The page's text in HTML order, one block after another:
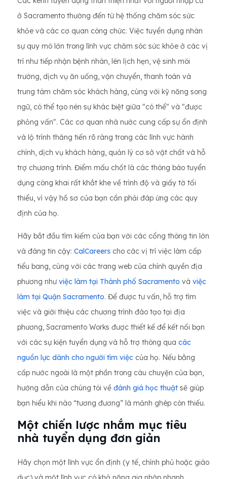
ở Sacramento thường đến từ hệ thống chăm sóc sức
khỏe và các cơ quan công chức. Việc tuyển dụng nhân
sự quy mô lớn trong lĩnh vực chăm sóc sức khỏe ở các vị
trí như tiếp nhận bệnh nhân, lên lịch hẹn, vệ sinh môi
trường, dịch vụ ăn uống, vận chuyển, thanh toán và
trung tâm chăm sóc khách hàng, cùng với kỹ năng song
ngữ, có thể tạo nên sự khác biệt giữa "có thể" và "được
phỏng vấn". Các cơ quan nhà nước cung cấp sự ổn định
và lộ trình thăng tiến rõ ràng trong các lĩnh vực hành
chính, dịch vụ khách hàng, quản lý cơ sở vật chất và hỗ
trợ chương trình. Điểm mấu chốt là các thông báo tuyển
dụng công khai rất khắt khe về trình độ và giấy tờ tối
thiểu, vì vậy hồ sơ của bạn cần phải đáp ứng các quy
định của họ.
Hãy bắt đầu tìm kiếm của bạn với các cổng thông tin lớn
và đáng tin cậy: CalCareers cho các vị trí việc làm cấp
tiểu bang, cùng với các trang web của chính quyền địa
phương nhưviệc làm tại Thành phố Sacramento và việc
làm tại Quận Sacramento. Để được tư vấn, hỗ trợ tìm
việc và giới thiệu các chương trình đào tạo tại địa
phương, Sacramento Works được thiết kế để kết nối bạn
với các sự kiện tuyển dụng và hỗ trợ thông qua các
nguồn lực dành cho người tìm việc của họ. Nếu bằng
cấp nước ngoài là một phần trong câu chuyện của bạn,
hướng dẫn của chúng tôi về đánh giá học thuật sẽ giúp
bạn hiểu khi nào “tương đương” là mảnh ghép còn thiếu.
Một chiến lược nhắm mục tiêu
nhà tuyển dụng đơn giản
Hãy chọn một lĩnh vực ổn định (y tế, chính phủ hoặc giáo